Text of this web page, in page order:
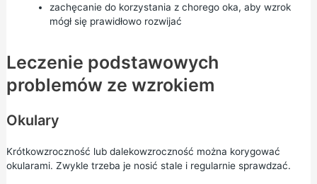
zachęcanie do korzystania z chorego oka, aby wzrok
mógł się prawidłowo rozwijać
Leczenie podstawowych
problemów ze wzrokiem
Okulary
Krótkowzroczność lub dalekowzroczność można korygować
okularami. Zwykle trzeba je nosić stale i regularnie sprawdzać.